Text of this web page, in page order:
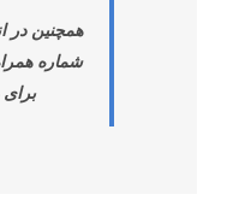
همچنین در
شماره
برای